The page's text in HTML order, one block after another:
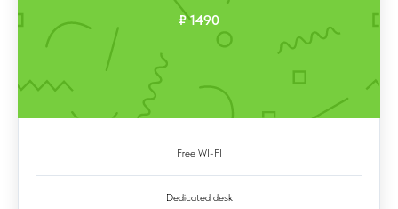
₽ 1490
Free WI-FI
Dedicated desk